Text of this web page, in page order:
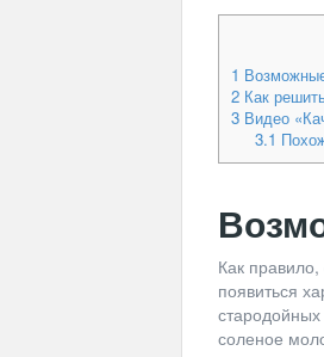
1
2 Как
3 Видео
3.1
Как
появиться
соленое